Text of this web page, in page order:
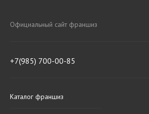
Официальный сайт франшиз
+7(985) 700-00-85
Каталог франшиз